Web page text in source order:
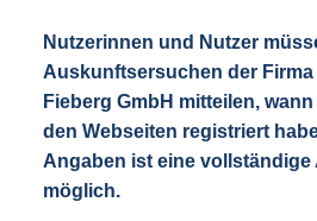
Nutzerinnen und Nutzer
Auskunftsersuchen der
Fieberg GmbH mitteilen,
den Webseiten registriert
Angaben ist eine
möglich.